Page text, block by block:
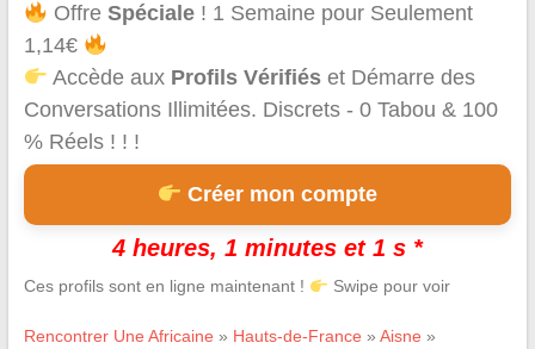
OffreSpéciale ! 1 Semaine pour Seulement
1,14€
Accède aux Profils Vérifiés et Démarre des
Conversations Illimitées. Discrets - 0 Tabou & 100
% Réels ! ! !
Créer mon compte
4 heures, 1 minutes et 1 s *
Ces profils sont en ligne maintenant ! Swipe pour voir
Rencontrer Une Africaine » Hauts-de-France » Aisne »